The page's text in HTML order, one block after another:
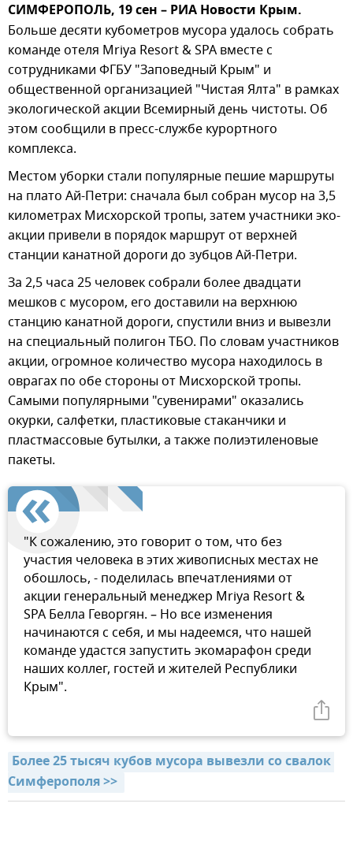
СИМФЕРОПОЛЬ, 19 сен – РИА Новости Крым.
Больше десяти кубометров мусора удалось собрать
команде отеля Mriya Resort & SPA вместе с
сотрудниками ФГБУ "Заповедный Крым" и
общественной организацией "Чистая Ялта" в рамках
экологической акции Всемирный день чистоты. Об
этом сообщили в пресс-службе курортного
комплекса.
Местом уборки стали популярные пешие маршруты
на плато Ай-Петри: сначала был собран мусор на 3,5
километрах Мисхорской тропы, затем участники эко-
акции привели в порядок маршрут от верхней
станции канатной дороги до зубцов Ай-Петри.
За 2,5 часа 25 человек собрали более двадцати
мешков с мусором, его доставили на верхнюю
станцию канатной дороги, спустили вниз и вывезли
на специальный полигон ТБО. По словам участников
акции, огромное количество мусора находилось в
оврагах по обе стороны от Мисхорской тропы.
Самыми популярными "сувенирами" оказались
окурки, салфетки, пластиковые стаканчики и
пластмассовые бутылки, а также полиэтиленовые
пакеты.
"К сожалению, это говорит о том, что без
участия человека в этих живописных местах не
обошлось, - поделилась впечатлениями от
акции генеральный менеджер Mriya Resort &
SPA Белла Геворгян. – Но все изменения
начинаются с себя, и мы надеемся, что нашей
команде удастся запустить экомарафон среди
наших коллег, гостей и жителей Республики
Крым".
Более 25 тысяч кубов мусора вывезли со свалок
Симферополя >>